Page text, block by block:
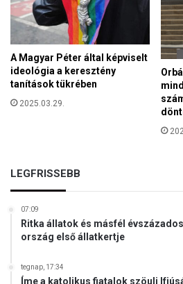
A Magyar Péter által képviselt
ideológia a keresztény
tanítások tükrében
2025.03.29.
LEGFRISSEBB
07:09
Ritka állatok és másfél
ország első állatkertje
tegnap, 17:34
Íme a katolikus fiatalok szöuli